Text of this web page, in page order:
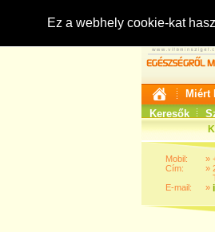
Ez a webhely cookie-kat
Miért
Keresők
Mobil:
Cím:
E-mail:
»
»
»